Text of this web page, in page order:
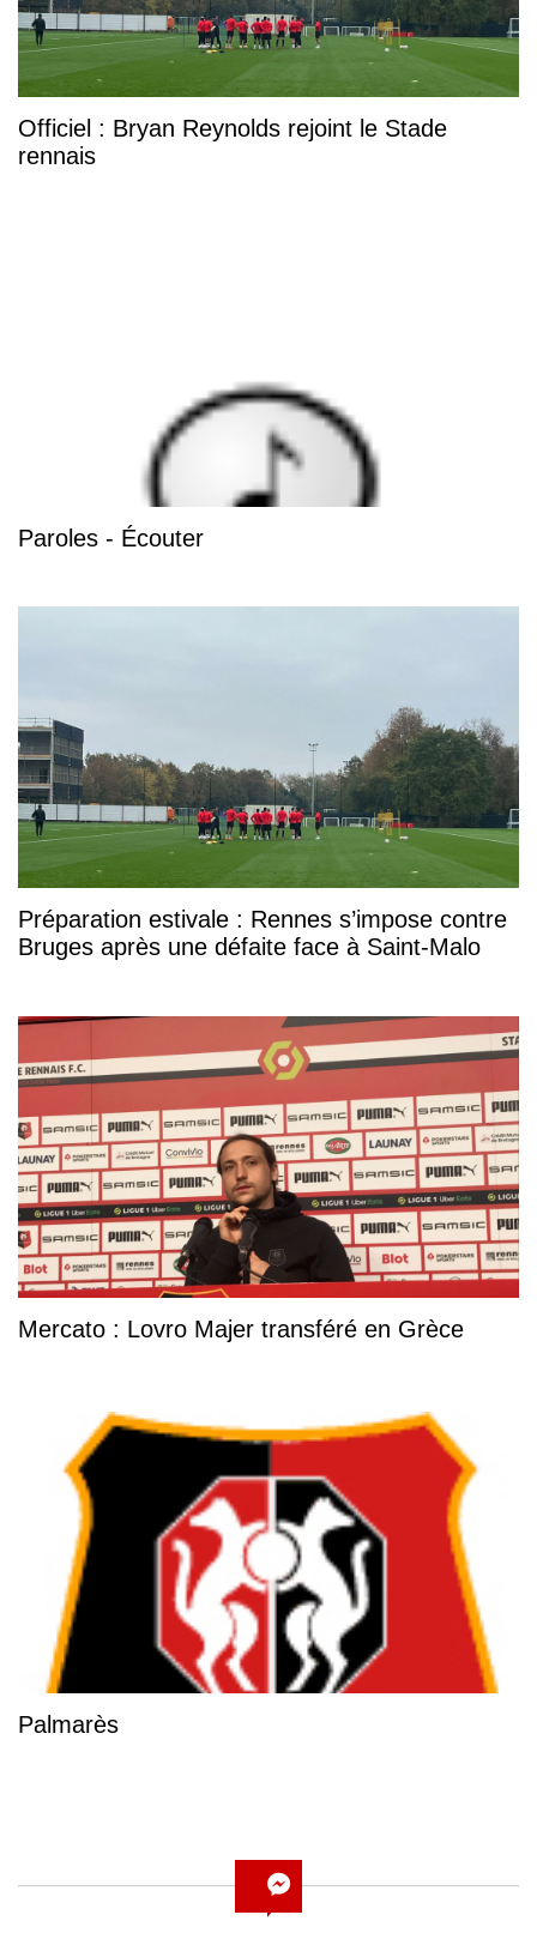
Officiel : Bryan Reynolds rejoint le Stade
rennais
Paroles - Écouter
Préparation estivale : Rennes s’impose contre
Bruges après une défaite face à Saint-Malo
Mercato : Lovro Majer transféré en Grèce
Palmarès